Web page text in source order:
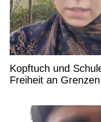
Kopftuch und
Freiheit an